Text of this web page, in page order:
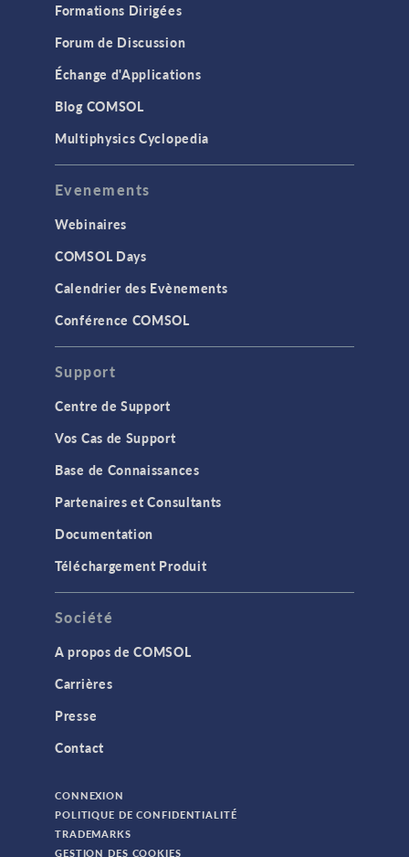
Formations Dirigées
Forum de Discussion
Échange d'Applications
Blog COMSOL
Multiphysics Cyclopedia
Evenements
Webinaires
COMSOL Days
Calendrier des Evènements
Conférence COMSOL
Support
Centre de Support
Vos Cas de Support
Base de Connaissances
Partenaires et Consultants
Documentation
Téléchargement Produit
Société
A propos de COMSOL
Carrières
Presse
Contact
CONNEXION
POLITIQUE DE CONFIDENTIALITÉ
TRADEMARKS
GESTION DES COOKIES